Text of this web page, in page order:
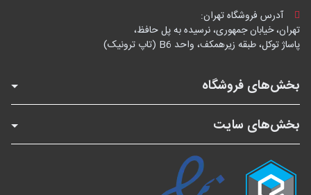
آدرس فروشگاه تهران:
تهران، خیابان جمهوری، نرسیده به پل حافظ،
پاساژ توکل، طبقه زیرهمکف، واحد B6 (تاپ ترونیک)
بخش‌های فروشگاه
بخش‌های سایت